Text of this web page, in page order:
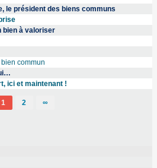
le président des biens communs
bien à valoriser
commun
ici et maintenant !
1 2 ∞